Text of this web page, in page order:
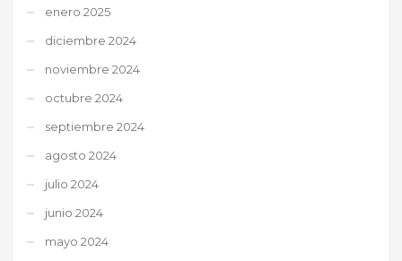
enero 2025
diciembre 2024
noviembre 2024
octubre 2024
septiembre 2024
agosto 2024
julio 2024
junio 2024
mayo 2024